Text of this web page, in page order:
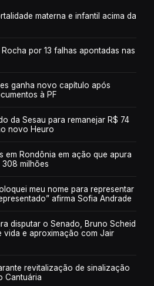
materna e infantil acima da
por 13 falhas apontadas nas
ganha novo capítulo após
à PF
da Sesau para remanejar R$ 74
novo Heuro
em Rondônia em ação que apura
milhões
meu nome para representar
afirma Sofia Andrade
disputar o Senado, Bruno Scheid
vida e aproximação com Jair
revitalização de sinalização
Cantuária